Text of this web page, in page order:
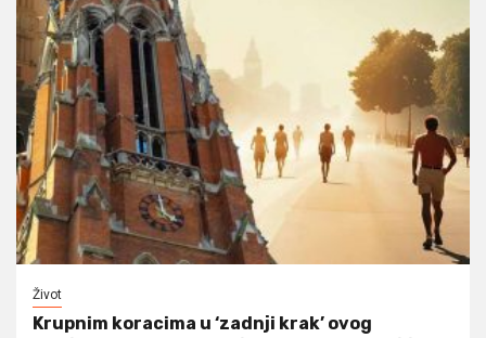
Život
Krupnim koracima u ‘zadnji krak’ ovog